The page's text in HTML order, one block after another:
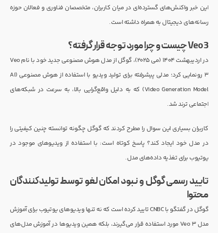
این خبر واکنش‌های گسترده‌ای در میان کاربران، متخصصان فناوری و فعالان حوزه
رسانه‌های دیجیتال به همراه داشته است.
Veo 3 چیست و چرا مورد توجه قرار گرفته؟
در اردیبهشت ۱۴۰۴ (می ۲۰۲۵)، گوگل از مدل هوش مصنوعی جدید خود با نام Veo
3 رونمایی کرد؛ مدلی پیشرفته برای تولید ویدیو با استفاده از هوش مصنوعی (AI
Video Generation Model) که به دلیل واقع‌گرایی بالا، به سرعت در شبکه‌های
اجتماعی ترند شد.
کاربران بسیاری این سوال را مطرح کردند که گوگل چگونه توانسته چنین کیفیتی را
در مدل خود ایجاد کند؟ پاسخ کوتاه است: با استفاده از ویدیوهای موجود در
یوتیوب برای تغذیه داده‌های مدل.
تایید رسمی گوگل و نبود امکان لغو توسط تولیدکنندگان
محتوا
گوگل در گفتگو با CNBC تایید کرده است که نه تنها ویدیوهای یوتیوب برای آموزش
مدل Veo 3 مورد استفاده قرار می‌گیرند، بلکه همین ویدیوها در آموزش مدل‌های